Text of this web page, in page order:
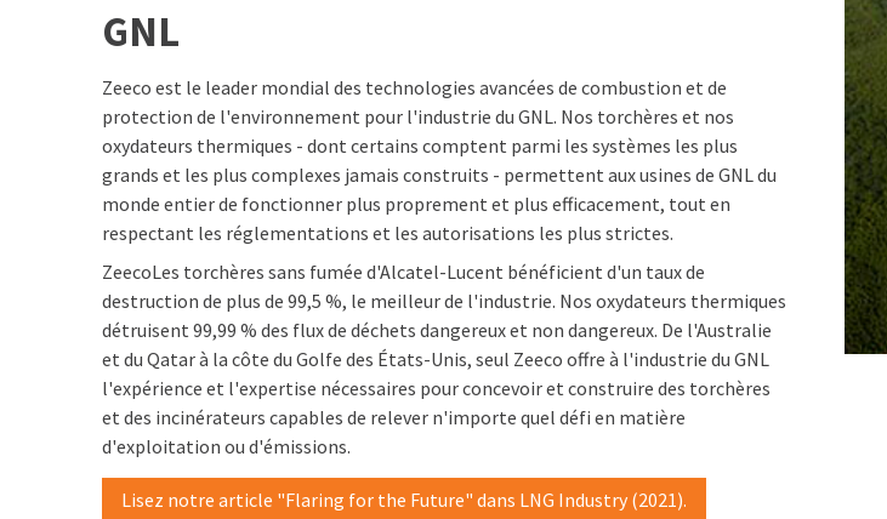
GNL
Zeeco est le leader mondial des technologies avancées de combustion et de
protection de l'environnement pour l'industrie du GNL. Nos torchères et nos
oxydateurs thermiques - dont certains comptent parmi les systèmes les plus
grands et les plus complexes jamais construits - permettent aux usines de GNL du
monde entier de fonctionner plus proprement et plus efficacement, tout en
respectant les réglementations et les autorisations les plus strictes.
ZeecoLes torchères sans fumée d'Alcatel-Lucent bénéficient d'un taux de
destruction de plus de 99,5 %, le meilleur de l'industrie. Nos oxydateurs thermiques
détruisent 99,99 % des flux de déchets dangereux et non dangereux. De l'Australie
et du Qatar à la côte du Golfe des États-Unis, seul Zeeco offre à l'industrie du GNL
l'expérience et l'expertise nécessaires pour concevoir et construire des torchères
et des incinérateurs capables de relever n'importe quel défi en matière
d'exploitation ou d'émissions.
Lisez notre article "Flaring for the Future" dans LNG Industry (2021).